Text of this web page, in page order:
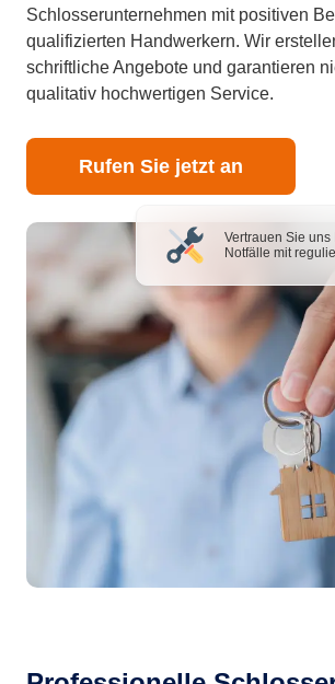
Schlosserunternehmen mit positiven
qualifizierten Handwerkern. Wir
schriftliche Angebote und garantieren
qualitativ hochwertigen Service.
Rufen Sie jetzt an
Vertrauen Sie uns
Notfälle mit